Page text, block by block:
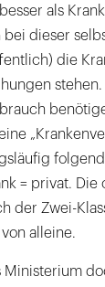
als
bei dieser
die
stehen.
= privat. Die
der Zwei-
alleine.
Ministerium